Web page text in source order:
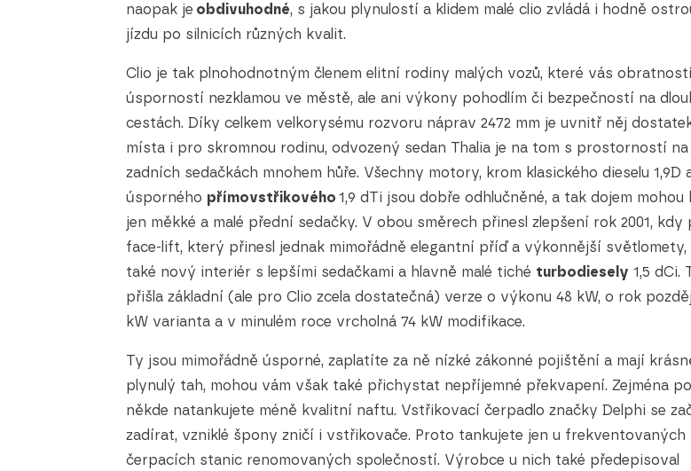
naopak je obdivuhodné, s jakou plynulostí a klidem malé clio zvládá i hodně
jízdu po silnicích různých kvalit.
Clio je tak plnohodnotným členem elitní rodiny malých vozů, které vás
úsporností nezklamou ve městě, ale ani výkony pohodlím či bezpečností na
cestách. Díky celkem velkorysému rozvoru náprav 2472 mm je uvnitř něj
místa i pro skromnou rodinu, odvozený sedan Thalia je na tom s prostorností na
zadních sedačkách mnohem hůře. Všechny motory, krom klasického dieselu 1,9D
úsporného přímovstřikového 1,9 dTi jsou dobře odhlučněné, a tak dojem mohou
jen měkké a malé přední sedačky. V obou směrech přinesl zlepšení rok 2001, kdy
face-lift, který přinesl jednak mimořádně elegantní příď a výkonnější světlomety,
také nový interiér s lepšími sedačkami a hlavně malé tiché turbodiesely 1,5 dCi.
přišla základní (ale pro Clio zcela dostatečná) verze o výkonu 48 kW, o rok
kW varianta a v minulém roce vrcholná 74 kW modifikace.
Ty jsou mimořádně úsporné, zaplatíte za ně nízké zákonné pojištění a mají
plynulý tah, mohou vám však také přichystat nepříjemné překvapení. Zejména
někde natankujete méně kvalitní naftu. Vstřikovací čerpadlo značky Delphi se
zadírat, vzniklé špony zničí i vstřikovače. Proto tankujete jen u frekventovaných
čerpacích stanic renomovaných společností. Výrobce u nich také předepisoval